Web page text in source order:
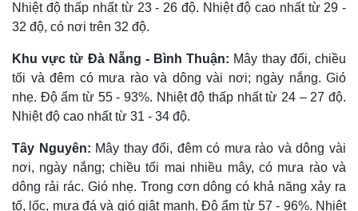
Thế giới
Quan sát
Cuộc sống đó đây
Video
Nhiệt độ thấp nhất từ 23 - 26 độ. Nhiệt độ cao nhất từ 29 -
32 độ, có nơi trên 32 độ.
Khu vực từ Đà Nẵng - Bình Thuận: Mây thay đổi, chiều
tối và đêm có mưa rào và dông vài nơi; ngày nắng. Gió
nhẹ. Độ ẩm từ 55 - 93%. Nhiệt độ thấp nhất từ 24 – 27 độ.
Nhiệt độ cao nhất từ 31 - 34 độ.
Tây Nguyên: Mây thay đổi, đêm có mưa rào và dông vài
nơi, ngày nắng; chiều tối mai nhiều mây, có mưa rào và
dông rải rác. Gió nhẹ. Trong cơn dông có khả năng xảy ra
tố, lốc, mưa đá và gió giật mạnh. Độ ẩm từ 57 - 96%. Nhiệt